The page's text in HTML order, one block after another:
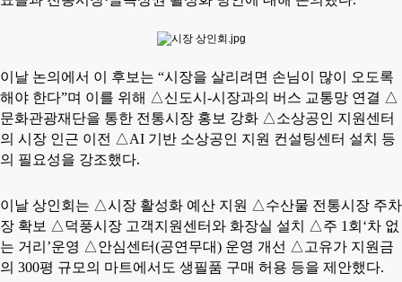
이날 논의에서 이 후보는 “시장을 살리려면 손님이 많이 오도록
해야 한다”며 이를 위해 △신도시 -시장과의 버스 교통망 연결 △
문화관광재단을 통한 전통시장 홍보 강화 △소상공인 지원센터
의 시장 인근 이전 △AI 기반 소상공인 지원 컨설팅센터 설치 등
의 필요성을 강조했다.
이날 상인회는 △시장 활성화 예산 지원 △수산물 전통시장 주차
장 확보 △덕풍시장 고객지원센터와 화장실 설치 △주 1 회 ‘차 없
는 거리 ’운영 △안심센터(공연무대) 운영 개선 △ 고유가 지원금
의 300평 규모의 마트에서도 생필품 구매 허용 등을 제안했다.